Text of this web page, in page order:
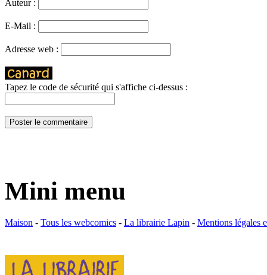
Auteur :
E-Mail :
Adresse web :
Tapez le code de sécurité qui s'affiche ci-dessus :
Mini menu
Maison - Tous les webcomics - La librairie Lapin - Mentions légales